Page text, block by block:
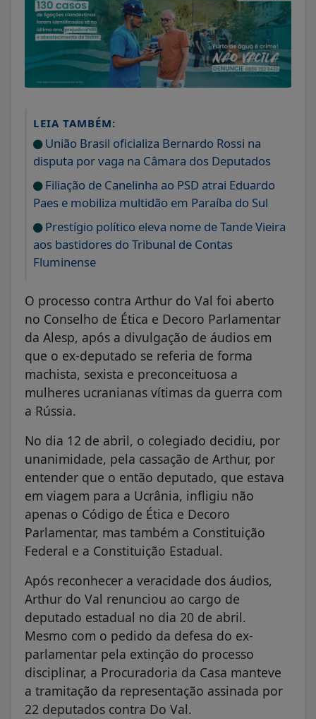
LEIA TAMBÉM:
União Brasil oficializa Bernardo Rossi na
disputa por vaga na Câmara dos Deputados
Filiação de Canelinha ao PSD atrai Eduardo
Paes e mobiliza multidão em Paraíba do Sul
Prestígio político eleva nome de Tande Vieira
aos bastidores do Tribunal de Contas
Fluminense
O processo contra Arthur do Val foi aberto
no Conselho de Ética e Decoro Parlamentar
da Alesp, após a divulgação de áudios em
que o ex-deputado se referia de forma
machista, sexista e preconceituosa a
mulheres ucranianas vítimas da guerra com
a Rússia.
No dia 12 de abril, o colegiado decidiu, por
unanimidade, pela cassação de Arthur, por
entender que o então deputado, que estava
em viagem para a Ucrânia, infligiu não
apenas o Código de Ética e Decoro
Parlamentar, mas também a Constituição
Federal e a Constituição Estadual.
Após reconhecer a veracidade dos áudios,
Arthur do Val renunciou ao cargo de
deputado estadual no dia 20 de abril.
Mesmo com o pedido da defesa do ex-
parlamentar pela extinção do processo
disciplinar, a Procuradoria da Casa manteve
a tramitação da representação assinada por
22 deputados contra Do Val.